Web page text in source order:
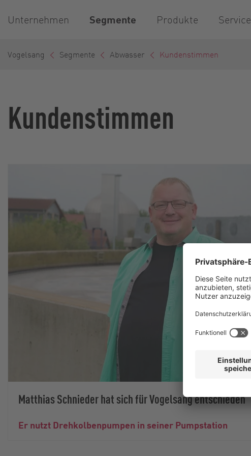
Unternehmen Segmente Produkte Service
Vogelsang Segmente Abwasser Kundenstimmen
Kundenstimmen
Matthias Schnieder hat sich für Vogelsang entschieden
Er nutzt Drehkolbenpumpen in seiner Pumpstation